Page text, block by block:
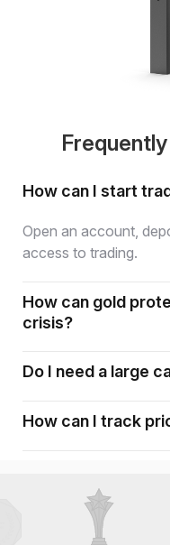
How can I start
Open an account,
access to trading.
How can gold
crisis?
Do I need a large
How can I track